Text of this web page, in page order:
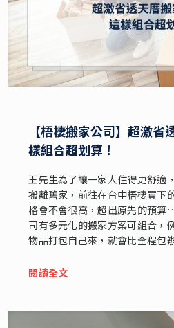
【梧棲搬家公司】超激
樣組合超划算！
王先生為了讓一家人住得更舒適
搬離舊家，前往在台中梧棲買下
格會不會很高，超出原先的預
司有多元化的搬家方案可組合，
物品打包自己來，就會比全程包
全方位的服務....
閱讀全文